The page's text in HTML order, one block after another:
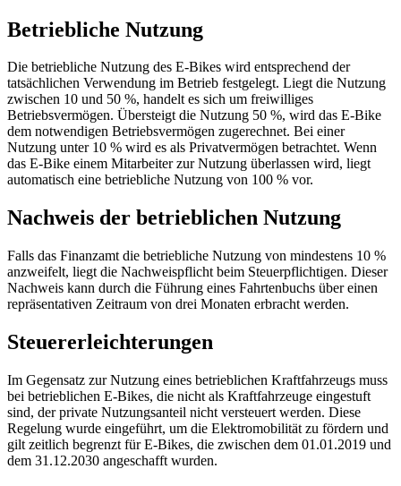
Betriebliche Nutzung
Die betriebliche Nutzung des E-Bikes wird entsprechend der
tatsächlichen Verwendung im Betrieb festgelegt. Liegt die Nutzung
zwischen 10 und 50 %, handelt es sich um freiwilliges
Betriebsvermögen. Übersteigt die Nutzung 50 %, wird das E-Bike
dem notwendigen Betriebsvermögen zugerechnet. Bei einer
Nutzung unter 10 % wird es als Privatvermögen betrachtet. Wenn
das E-Bike einem Mitarbeiter zur Nutzung überlassen wird, liegt
automatisch eine betriebliche Nutzung von 100 % vor.
Nachweis der betrieblichen Nutzung
Falls das Finanzamt die betriebliche Nutzung von mindestens 10 %
anzweifelt, liegt die Nachweispflicht beim Steuerpflichtigen. Dieser
Nachweis kann durch die Führung eines Fahrtenbuchs über einen
repräsentativen Zeitraum von drei Monaten erbracht werden.
Steuererleichterungen
Im Gegensatz zur Nutzung eines betrieblichen Kraftfahrzeugs muss
bei betrieblichen E-Bikes, die nicht als Kraftfahrzeuge eingestuft
sind, der private Nutzungsanteil nicht versteuert werden. Diese
Regelung wurde eingeführt, um die Elektromobilität zu fördern und
gilt zeitlich begrenzt für E-Bikes, die zwischen dem 01.01.2019 und
dem 31.12.2030 angeschafft wurden.